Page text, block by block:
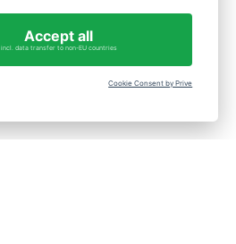
Accept all
incl. data transfer to non-EU countries
Cookie Consent by Prive
WhatsApp-Nachricht an 0175 3269620